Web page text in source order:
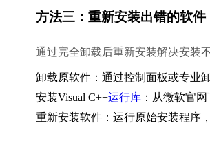
方法三：重新安装出错的软件
通过完全卸载后重新安装解决安装
卸载原软件：通过控制面板或专业
安装Visual C++运行库 ：从微软官
重新安装软件：运行原始安装程序